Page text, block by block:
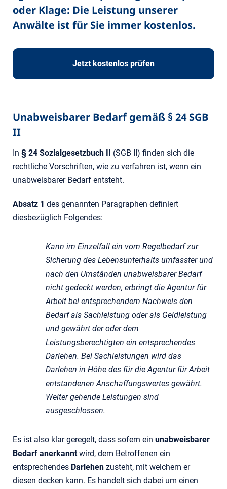
oder Klage: Die Leistung unserer
Anwälte ist für Sie immer kostenlos.
Jetzt kostenlos prüfen
Unabweisbarer Bedarf gemäß § 24 SGB
II
In § 24 Sozialgesetzbuch II
(SGB II) finden sich die
rechtliche Vorschriften, wie zu verfahren ist, wenn ein
unabweisbarer Bedarf entsteht.
Absatz 1 des genannten Paragraphen definiert
diesbezüglich Folgendes:
Kann im Einzelfall ein vom Regelbedarf zur
Sicherung des Lebensunterhalts umfasster und
nach den Umständen unabweisbarer Bedarf
nicht gedeckt werden, erbringt die Agentur für
Arbeit bei entsprechendem Nachweis den
Bedarf als Sachleistung oder als Geldleistung
und gewährt der oder dem
Leistungsberechtigten ein entsprechendes
Darlehen. Bei Sachleistungen wird das
Darlehen in Höhe des für die Agentur für Arbeit
entstandenen Anschaffungswertes gewährt.
Weiter gehende Leistungen sind
ausgeschlossen.
Es ist also klar geregelt, dass sofern ein unabweisbarer
Bedarf anerkanntwird, dem Betroffenen ein
entsprechendes Darlehen zusteht, mit welchem er
diesen decken kann. Es handelt sich dabei um einen